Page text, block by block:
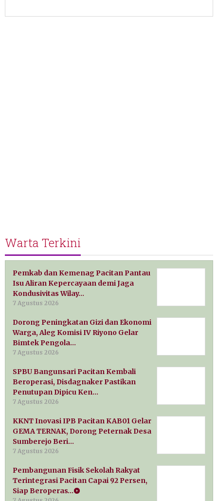
Warta Terkini
Pemkab dan Kemenag Pacitan Pantau
Isu Aliran Kepercayaan demi Jaga
Kondusivitas Wilay…
7 Agustus 2026
Dorong Peningkatan Gizi dan Ekonomi
Warga, Aleg Komisi IV Riyono Gelar
Bimtek Pengola…
7 Agustus 2026
SPBU Bangunsari Pacitan Kembali
Beroperasi, Disdagnaker Pastikan
Penutupan Dipicu Ken…
7 Agustus 2026
KKNT Inovasi IPB Pacitan KAB01 Gelar
GEMA TERNAK, Dorong Peternak Desa
Sumberejo Beri…
7 Agustus 2026
Pembangunan Fisik Sekolah Rakyat
Terintegrasi Pacitan Capai 92 Persen,
Siap Beroperas…